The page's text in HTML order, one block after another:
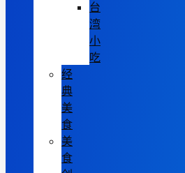
台
湾
小
吃
经
典
美
食
美
食